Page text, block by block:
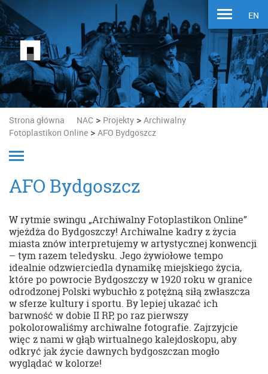
EN
Strona główna NAC > Projekty > Archiwalny
Fotoplastikon Online > AFO Bydgoszcz
AFO Bydgoszcz
W rytmie swingu „Archiwalny Fotoplastikon Online”
wjeżdża do Bydgoszczy! Archiwalne kadry z życia
miasta znów interpretujemy w artystycznej konwencji
– tym razem teledysku. Jego żywiołowe tempo
idealnie odzwierciedla dynamikę miejskiego życia,
które po powrocie Bydgoszczy w 1920 roku w granice
odrodzonej Polski wybuchło z potężną siłą zwłaszcza
w sferze kultury i sportu. By lepiej ukazać ich
barwność w dobie II RP, po raz pierwszy
pokolorowaliśmy archiwalne fotografie. Zajrzyjcie
więc z nami w głąb wirtualnego kalejdoskopu, aby
odkryć jak życie dawnych bydgoszczan mogło
wyglądać w kolorze!